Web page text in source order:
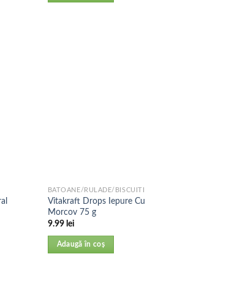
BATOANE/RULADE/BISCUITI
Vitakraft Drops Iepure Cu
Morcov 75 g
9.99 lei
Adaugă în coș